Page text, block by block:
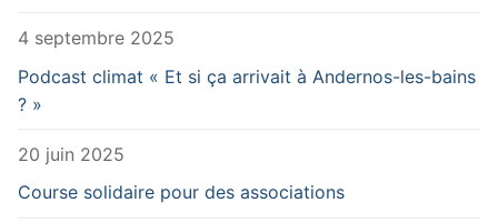
4 septembre 2025
Podcast climat « Et si ça arrivait à Andernos-les-bains
? »
20 juin 2025
Course solidaire pour des associations